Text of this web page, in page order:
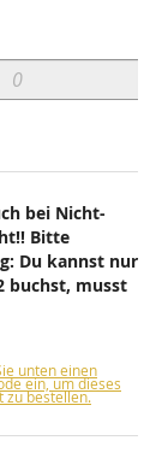
bei Nicht-
Bitte
Du kannst nur
buchst, musst
unten einen
ein, um dieses
zu bestellen.